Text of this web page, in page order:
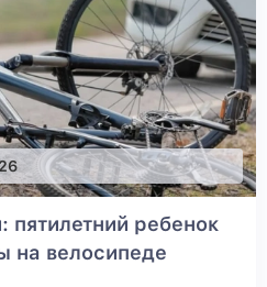
ребенок
на велосипеде